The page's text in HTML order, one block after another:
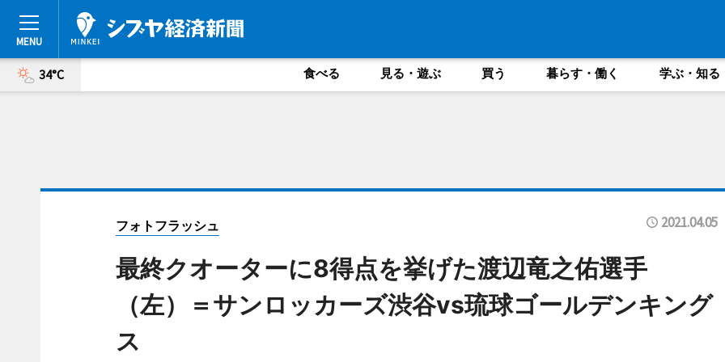
34°C 食べる 見る・遊ぶ 買う 暮らす・働く 学ぶ・知る
フォトフラッシュ 2021.04.05
最終クオーターに8得点を挙げた渡辺竜之佑選手
（左）＝サンロッカーズ渋谷vs琉球ゴールデンキング
ス